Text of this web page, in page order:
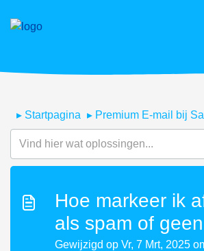
Startpagina Premium E-mail bij
Hoe markeer ik
als spam of
Gewijzigd op Vr, 7 Mrt, 2025